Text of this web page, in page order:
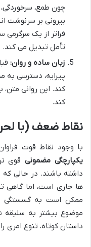
چون طمع،
بیرونی بر سرنوشت
فراتر از یک سرگرمی
تأمل تبدیل می کند.
زبان ساده و روان:
پیرایه، دسترسی به
کند. این روانی
کند.
نقاط ضعف (با
با وجود نقاط قوت
یکپارچگی مضمونیقوی
داشته باشند. در حالی
ها جاری است، اما گاهی
ممکن است به گسستگی
موضوع بیشتر به سلیقه
داستان کوتاه، تنوع